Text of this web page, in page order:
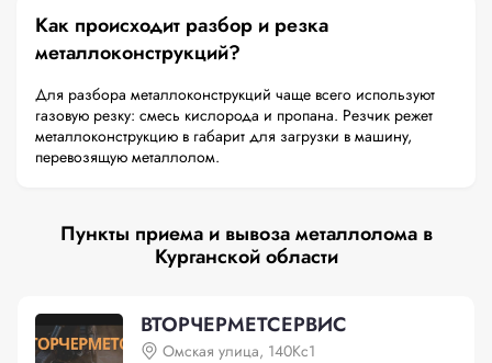
Как происходит разбор и резка
металлоконструкций?
Для разбора металлоконструкций чаще всего используют
газовую резку: смесь кислорода и пропана. Резчик режет
металлоконструкцию в габарит для загрузки в машину,
перевозящую металлолом.
Пункты приема и вывоза металлолома в
Курганской области
ВТОРЧЕРМЕТСЕРВИС
Омская улица, 140Кс1